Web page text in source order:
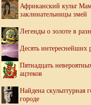
Африканский культ
заклинательницы змей
Легенды о золоте в
Десять интереснейших
Пятнадцать
ацтеков
Найдена скульптурная
городе